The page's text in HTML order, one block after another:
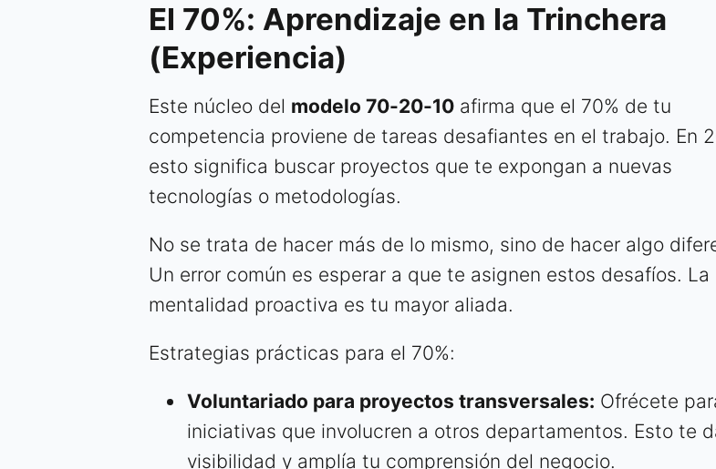
El 70%: Aprendizaje en la Trinchera
(Experiencia)
Este núcleo del modelo 70-20-10 afirma que el 70% de tu
competencia proviene de tareas desafiantes en el trabajo. En
esto significa buscar proyectos que te expongan a nuevas
tecnologías o metodologías.
No se trata de hacer más de lo mismo, sino de hacer algo
Un error común es esperar a que te asignen estos desafíos. La
mentalidad proactiva es tu mayor aliada.
Estrategias prácticas para el 70%:
Voluntariado para proyectos transversales: Ofrécete
iniciativas que involucren a otros departamentos. Esto te
visibilidad y amplía tu comprensión del negocio.